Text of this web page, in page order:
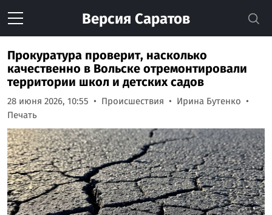
Версия Саратов
Прокуратура проверит, насколько
качественно в Вольске отремонтировали
территории школ и детских садов
28 июня 2026, 10:55 Происшествия
Ирина Бутенко
Печать